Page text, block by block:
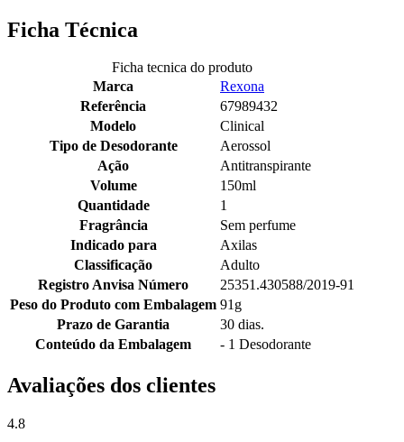
Ficha Técnica
Ficha tecnica do produto
Marca
Rexona
Referência
67989432
Modelo
Clinical
Tipo de Desodorante
Aerossol
Ação
Antitranspirante
Volume
150ml
Quantidade
1
Fragrância
Sem perfume
Indicado para
Axilas
Classificação
Adulto
Registro Anvisa Número
25351.430588/2019-91
Peso do Produto com Embalagem 91g
Prazo de Garantia
30 dias.
Conteúdo da Embalagem
- 1 Desodorante
Avaliações dos clientes
4.8